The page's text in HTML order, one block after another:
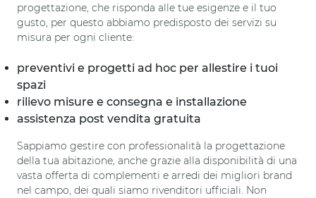
progettazione, che risponda alle tue esigenze e il tuo
gusto, per questo abbiamo predisposto dei servizi su
misura per ogni cliente:
preventivi e progetti ad hoc per allestire i tuoi
spazi
rilievo misure e consegna e installazione
assistenza post vendita gratuita
Sappiamo gestire con professionalità la progettazione
della tua abitazione, anche grazie alla disponibilità di una
vasta offerta di complementi e arredi dei migliori brand
nel campo, dei quali siamo rivenditori ufficiali. Non